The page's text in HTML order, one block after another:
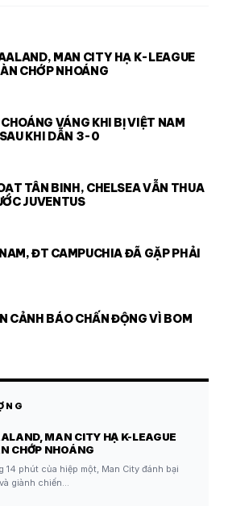
MAN CITY HẠ K-LEAGUE
CHỚP NHOÁNG
VÁNG KHI BỊ VIỆT NAM
KHI DẪN 3-0
TÂN BINH, CHELSEA VẪN THUA
JUVENTUS
ĐT CAMPUCHIA ĐÃ GẶP PHẢI
CẢNH BÁO CHẤN ĐỘNG VÌ BOM
MAN CITY HẠ K-LEAGUE
CHỚP NHOÁNG
14 phút của hiệp một, Man City đánh bại
giành chiến…